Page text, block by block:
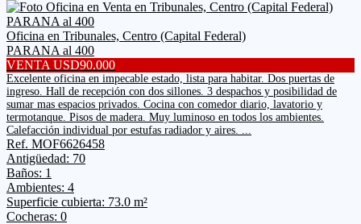
Oficina en Tribunales, Centro (Capital Federal)
PARANA al 400
VENTA USD90.000
Excelente oficina en impecable estado, lista para habitar. Dos puertas de
ingreso. Hall de recepción con dos sillones. 3 despachos y posibilidad de
sumar mas espacios privados. Cocina con comedor diario, lavatorio y
termotanque. Pisos de madera. Muy luminoso en todos los ambientes.
Calefacción individual por estufas radiador y aires. ...
Ref. MOF6626458
Antigüedad: 70
Baños: 1
Ambientes: 4
Superficie cubierta: 73.0 m²
Cocheras: 0